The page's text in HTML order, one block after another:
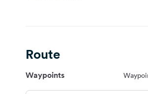
Route
Waypoints